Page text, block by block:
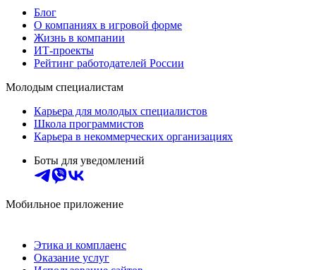
Блог
О компаниях в игровой форме
Жизнь в компании
ИТ-проекты
Рейтинг работодателей России
Молодым специалистам
Карьера для молодых специалистов
Школа программистов
Карьера в некоммерческих организациях
Боты для уведомлений
Мобильное приложение
Этика и комплаенс
Оказание услуг